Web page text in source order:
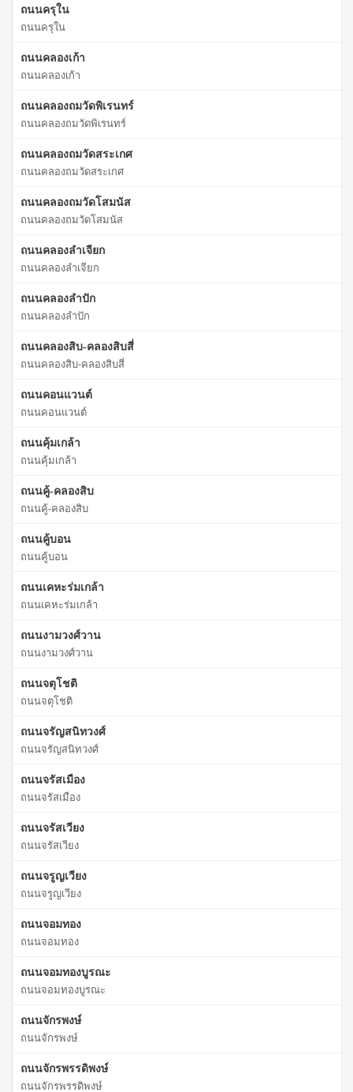
ถนนครุใน
ถนนครุใน
ถนนคลองเก้า
ถนนคลองเก้า
ถนนคลองถมวัดพิเรนทร์
ถนนคลองถมวัดพิเรนทร์
ถนนคลองถมวัดสระเกศ
ถนนคลองถมวัดสระเกศ
ถนนคลองถมวัดโสมนัส
ถนนคลองถมวัดโสมนัส
ถนนคลองลำเจียก
ถนนคลองลำเจียก
ถนนคลองลำปัก
ถนนคลองลำปัก
ถนนคลองสิบ-คลองสิบสี่
ถนนคลองสิบ-คลองสิบสี่
ถนนคอนแวนต์
ถนนคอนแวนต์
ถนนคุ้มเกล้า
ถนนคุ้มเกล้า
ถนนคู้-คลองสิบ
ถนนคู้-คลองสิบ
ถนนคู้บอน
ถนนคู้บอน
ถนนเคหะร่มเกล้า
ถนนเคหะร่มเกล้า
ถนนงามวงศ์วาน
ถนนงามวงศ์วาน
ถนนจตุโชติ
ถนนจตุโชติ
ถนนจรัญสนิทวงศ์
ถนนจรัญสนิทวงศ์
ถนนจรัสเมือง
ถนนจรัสเมือง
ถนนจรัสเวียง
ถนนจรัสเวียง
ถนนจรูญเวียง
ถนนจรูญเวียง
ถนนจอมทอง
ถนนจอมทอง
ถนนจอมทองบูรณะ
ถนนจอมทองบูรณะ
ถนนจักรพงษ์
ถนนจักรพงษ์
ถนนจักรพรรดิพงษ์
ถนนจักรพรรดิพงษ์